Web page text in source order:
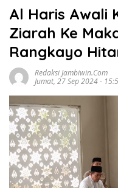
Al Haris Awali
Ziarah Ke
Rangkayo
Redaksi Jambiwin.com
Jumat, 27 Sep 2024 -